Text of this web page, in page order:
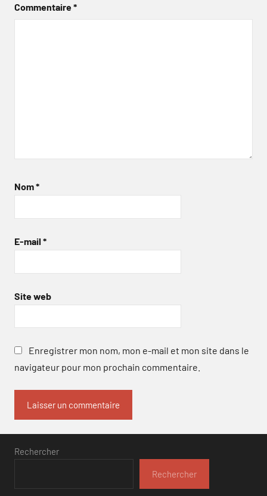
Commentaire*
Nom*
E-mail *
Site web
Enregistrer mon nom, mon e-mail et mon site dans le
navigateur pour mon prochain commentaire.
Rechercher
Rechercher